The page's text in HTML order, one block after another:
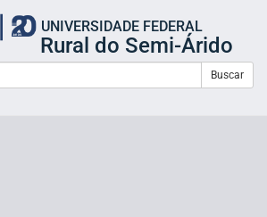
UNIVERSIDADE FEDERAL
Rural do Semi-Árido
Buscar